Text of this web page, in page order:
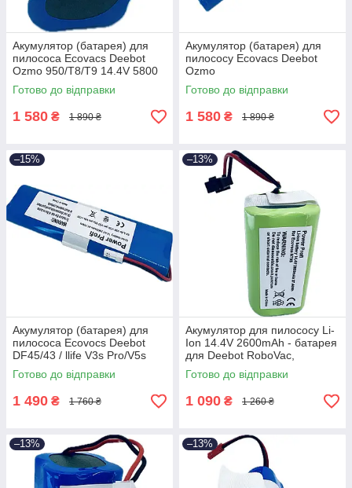
Акумулятор (батарея) для
пилососа Ecovacs Deebot
Ozmo 950/T8/T9 14.4V 5800
mAh [Deebot-Ozmo], 5.80
Готово до відправки
1 580 ₴ 1 890 ₴
Акумулятор (батарея) для
пилососу Ecovacs Deebot
Ozmo
900/901/905/920/930/937
14.4V 3500mAh [Deebot-
Ozmo-900], 3.50
Готово до відправки
1 580 ₴ 1 890 ₴
–15%
Акумулятор (батарея) для
пилососа Ecovocs Deebot
DF45/43 / llife V3s Pro/V5s
Pro/V50/V8s/X750 14.4V
2900mAh, 2.90
Готово до відправки
1 490 ₴ 1 760 ₴
–13%
Акумулятор для пилососу Li-
Ion 14.4V 2600mAh - батарея
для Deebot RoboVac,
Mamibot, Ecovacs Deebot,
Tesvor, 2.60
Готово до відправки
1 090 ₴ 1 260 ₴
–13% –13%